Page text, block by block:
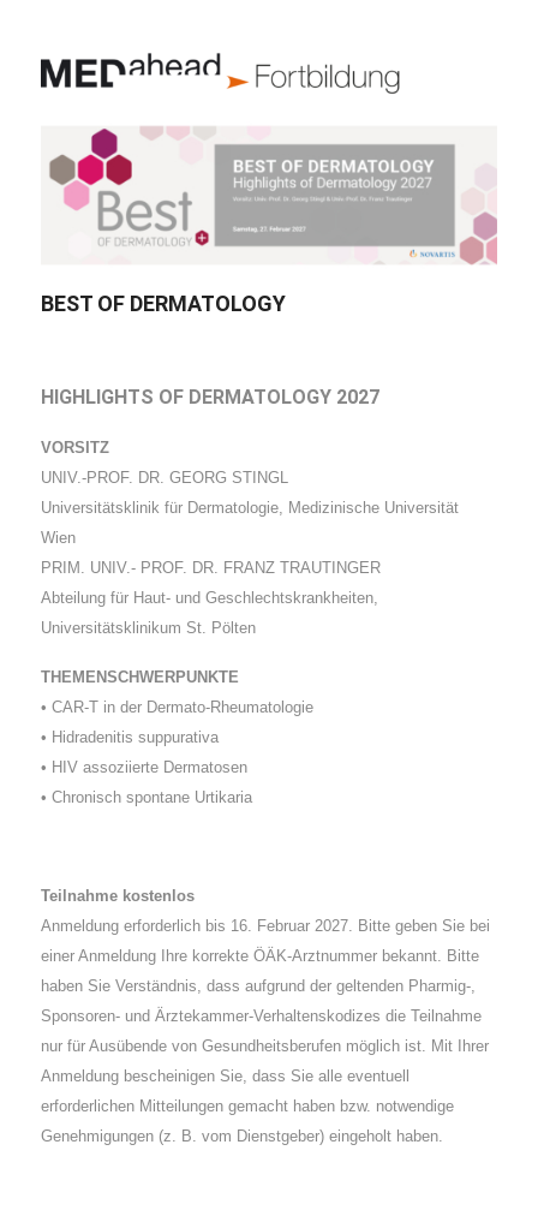
BEST OF DERMATOLOGY
HIGHLIGHTS OF DERMATOLOGY 2027
VORSITZ
UNIV.-PROF. DR. GEORG STINGL
Universitätsklinik für Dermatologie, Medizinische Universität
Wien
PRIM. UNIV.- PROF. DR. FRANZ TRAUTINGER
Abteilung für Haut- und Geschlechtskrankheiten,
Universitätsklinikum St. Pölten
THEMENSCHWERPUNKTE
• CAR-T in der Dermato-Rheumatologie
• Hidradenitis suppurativa
• HIV assoziierte Dermatosen
• Chronisch spontane Urtikaria
Teilnahme kostenlos
Anmeldung erforderlich bis 16. Februar 2027. Bitte geben Sie bei
einer Anmeldung Ihre korrekte ÖÄK-Arztnummer bekannt. Bitte
haben Sie Verständnis, dass aufgrund der geltenden Pharmig-,
Sponsoren- und Ärztekammer-Verhaltenskodizes die Teilnahme
nur für Ausübende von Gesundheitsberufen möglich ist. Mit Ihrer
Anmeldung bescheinigen Sie, dass Sie alle eventuell
erforderlichen Mitteilungen gemacht haben bzw. notwendige
Genehmigungen (z. B. vom Dienstgeber) eingeholt haben.